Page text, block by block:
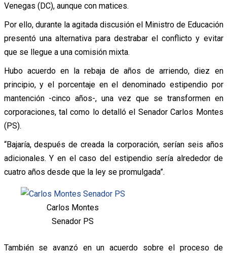
Venegas (DC), aunque con matices.
Por ello, durante la agitada discusión el Ministro de Educación
presentó una alternativa para destrabar el conflicto y evitar
que se llegue a una comisión mixta.
Hubo acuerdo en la rebaja de años de arriendo, diez en
principio, y el porcentaje en el denominado estipendio por
mantención -cinco años-, una vez que se transformen en
corporaciones, tal como lo detalló el Senador Carlos Montes
(PS).
“Bajaría, después de creada la corporación, serían seis años
adicionales. Y en el caso del estipendio sería alrededor de
cuatro años desde que la ley se promulgada”.
Carlos Montes
Senador PS
También se avanzó en un acuerdo sobre el proceso de